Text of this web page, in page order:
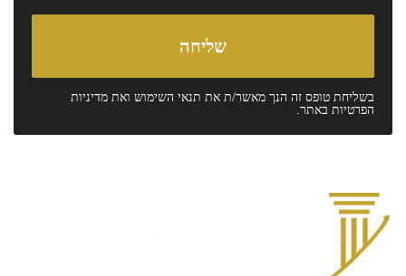
בשליחת טופס זה הנך מאשר/ת את תנאי השימוש ואת מדיניות
הפרטיות באתר.